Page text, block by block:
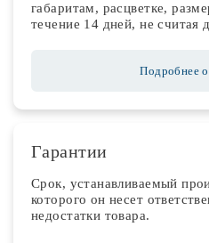
габаритам, расцветке,
течение 14 дней, не считая
Подробнее о
Гарантии
Срок, устанавливаемый
которого он несет
недостатки товара.